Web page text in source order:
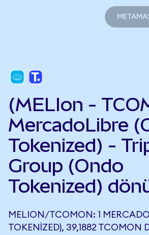
(MELIon -
MercadoLibre
Tokenized) -
Group (Ondo
Tokenized)
MELION/TCOMON: 1
TOKENIZED), 39,1882 TCOMON